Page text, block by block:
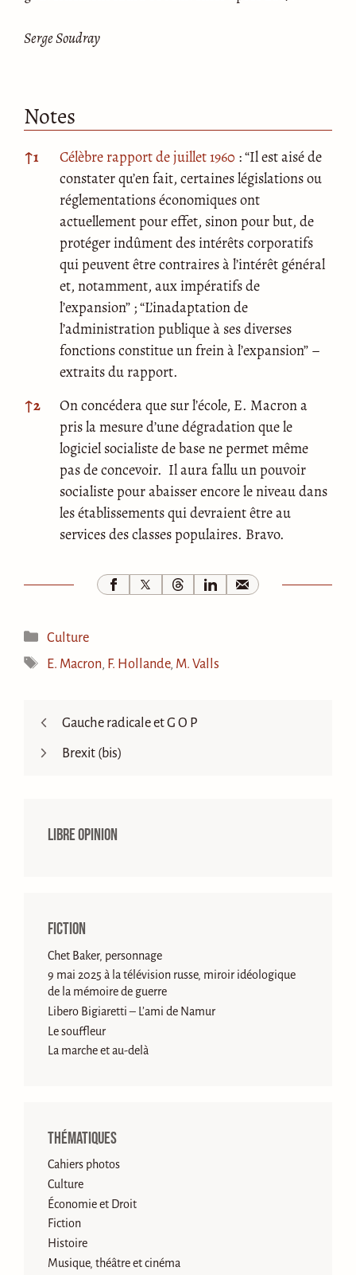
SergeSoudray
Notes
Notes
↑1 Célèbre rapport de juillet 1960 : “Il est aisé de
constater qu’en fait, certaines législations ou
réglementations économiques ont
actuellement pour effet, sinon pour but, de
protéger indûment des intérêts corporatifs
qui peuvent être contraires à l’intérêt général
et, notamment, aux impératifs de
l’expansion” ; “L’inadaptation de
l’administration publique à ses diverses
fonctions constitue un frein à l’expansion” –
extraits du rapport.
↑2
On concédera que sur l’école, E. Macron a
pris la mesure d’une dégradation que le
logiciel socialiste de base ne permet même
pas de concevoir. Il aura fallu un pouvoir
socialiste pour abaisser encore le niveau dans
les établissements qui devraient être au
services des classes populaires. Bravo.
Catégories
Culture
Étiquettes
E. Macron F. Hollande, M. Valls
Gauche radicale et G O P
Brexit (bis)
Libre opinion
Fiction
Chet Baker, personnage
9 mai 2025 à la télévision russe, miroir idéologique
de la mémoire de guerre
Libero Bigiaretti – L’ami de Namur
Le souffleur
La marche et au-delà
Thématiques
Cahiers photos
Culture
Économie et Droit
Fiction
Histoire
Musique, théâtre et cinéma